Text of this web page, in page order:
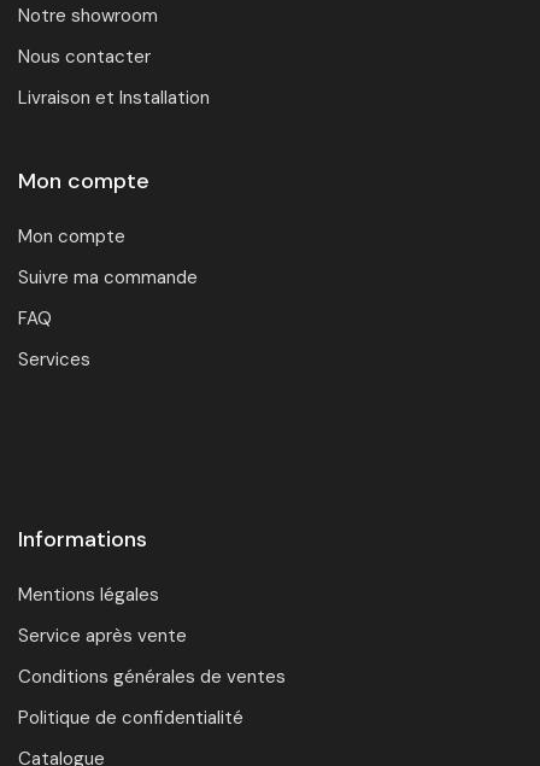
Notre showroom
Nous contacter
Livraison et Installation
Mon compte
Mon compte
Suivre ma commande
FAQ
Services
Informations
Mentions légales
Service après vente
Conditions générales de ventes
Politique de confidentialité
Catalogue